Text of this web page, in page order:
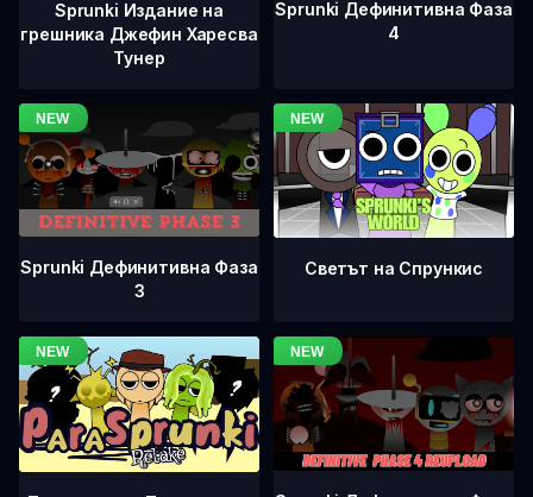
Sprunki Издание на
грешника Джефин Харесва
Тунер
Sprunki Дефинитивна Фаза
4
Sprunki Дефинитивна Фаза
3
Светът на Спрункис